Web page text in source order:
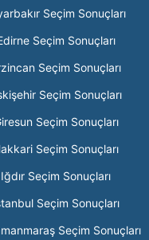
Seçim Sonuçları
Seçim Sonuçları
Seçim Sonuçları
Seçim Sonuçları
Seçim Sonuçları
Seçim Sonuçları
Iğdır Seçim Sonuçları
Seçim Sonuçları
Seçim Sonuçları